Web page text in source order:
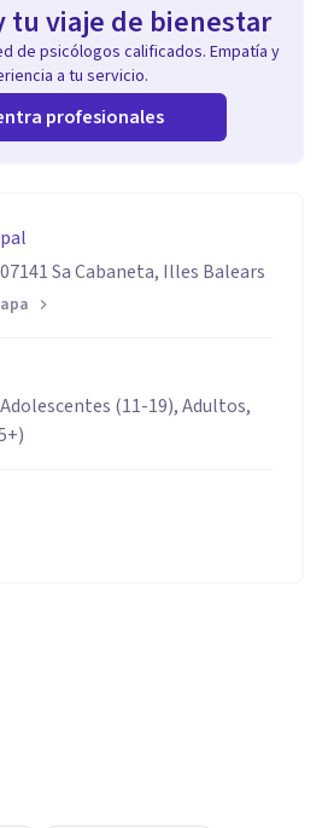
tu viaje de bienestar
de psicólogos calificados. Empatía y
a tu servicio.
profesionales
Sa Cabaneta, Illes Balears
(11-19), Adultos,